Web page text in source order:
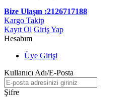
Bize Ulaşın :2126717188
Kargo Takip
Kayıt Ol Giriş Yap
Hesabım
Üye Girişi
Kullanıcı Adı/E-Posta
Şifre